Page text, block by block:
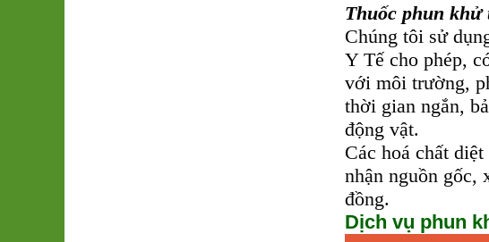
Thuốc phun khử
Chúng tôi sử
Y Tế cho phép,
với môi trường,
thời gian ngắn,
động vật.
Các hoá chất
nhận nguồn gốc,
đồng.
Dịch vụ phun